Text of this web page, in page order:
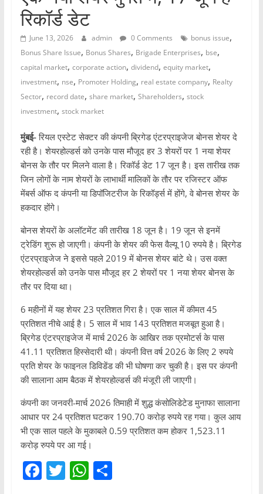
रिकॉर्ड डेट
June 13, 2026 admin 0 Comments bonus issue,
Bonus Share Issue, Bonus Shares, Brigade Enterprises, bse,
capital market, corporate action, dividend, equity market,
investment, nse, Promoter Holding, real estate company, Realty
Sector, record date, share market, Shareholders, stock
investment, stock market
मुंबई-रियल एस्टेट सेक्टर की कंपनी ब्रिगेड एंटरप्राइजेज बोनस शेयर दे
रही है। शेयरहोल्डर्स को उनके पास मौजूद हर 3 शेयरों पर 1 नया शेयर
बोनस के तौर पर मिलने वाला है। रिकॉर्ड डेट 17 जून है। इस तारीख तक
जिन लोगों के नाम शेयरों के लाभार्थी मालिकों के तौर पर रजिस्टर ऑफ
मेंबर्स ऑफ द कंपनी या डिपॉजिटरीज के रिकॉर्ड्स में होंगे, वे बोनस शेयर के
हकदार होंगे।
बोनस शेयरों के अलॉटमेंट की तारीख 18 जून है। 19 जून से इनमें
ट्रेडिंग शुरू हो जाएगी। कंपनी के शेयर की फेस वैल्यू 10 रुपये है। ब्रिगेड
एंटरप्राइजेज ने इससे पहले 2019 में बोनस शेयर बांटे थे। उस वक्त
शेयरहोल्डर्स को उनके पास मौजूद हर 2 शेयरों पर 1 नया शेयर बोनस के
तौर पर दिया था।
6 महीनों में यह शेयर 23 प्रतिशत गिरा है। एक साल में कीमत 45
प्रतिशत नीचे आई है। 5 साल में भाव 143 प्रतिशत मजबूत हुआ है।
ब्रिगेड एंटरप्राइजेज में मार्च 2026 के आखिर तक प्रमोटर्स के पास
41.11 प्रतिशत​ हिस्सेदारी थी। कंपनी वित्त वर्ष 2026 के लिए 2 रुपये
प्रति शेयर के फाइनल डिविडेंड की भी घोषणा कर चुकी है। इस पर कंपनी
की सालाना आम बैठक में शेयरहोल्डर्स की मंजूरी ली जाएगी।
कंपनी का जनवरी-मार्च 2026 तिमाही में शुद्ध कंसोलिडेटेड मुनाफा सालाना
आधार पर 24 प्रतिशत घटकर 190.70 करोड़ रुपये रह गया। कुल आय
भी एक साल पहले के मुकाबले 0.59 प्रतिशत कम होकर 1,523.11
करोड़ रुपये पर आ गई।
F T W S